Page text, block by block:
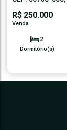
R$ 250.000
2
Dormitório(s)